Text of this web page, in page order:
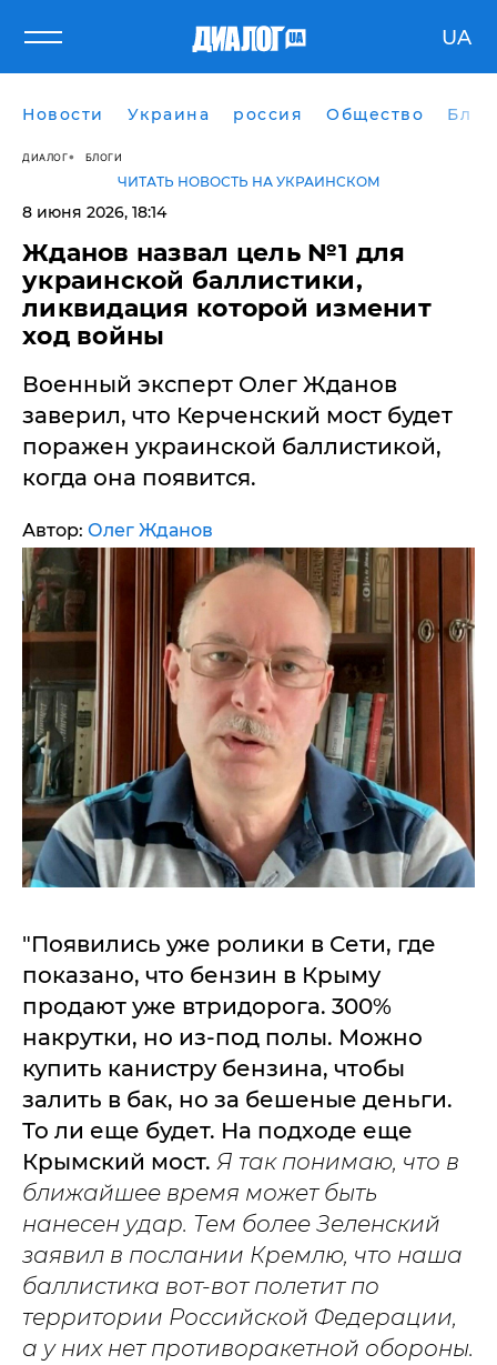
UA
Новости Украина россия Общество
ДИАЛОГ БЛОГИ
ЧИТАТЬ НОВОСТЬ НА УКРАИНСКОМ
8 июня 2026, 18:14
Жданов назвал цель №1 для
украинской баллистики,
ликвидация которой изменит
ход войны
Военный эксперт Олег Жданов
заверил, что Керченский мост будет
поражен украинской баллистикой,
когда она появится.
Автор: Олег Жданов
"Появились уже ролики в Сети, где
показано, что бензин в Крыму
продают уже втридорога. 300%
накрутки, но из-под полы. Можно
купить канистру бензина, чтобы
залить в бак, но за бешеные деньги.
То ли еще будет. На подходе еще
Крымский мост. Я так понимаю, что в
ближайшее время может быть
нанесен удар. Тем более Зеленский
заявил в послании Кремлю, что наша
баллистика вот-вот полетит по
территории Российской Федерации,
а у них нет противоракетной обороны.